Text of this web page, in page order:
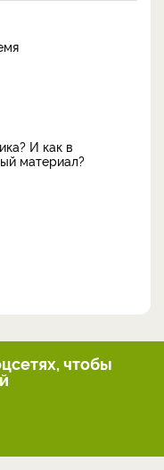
И как в
материал?
чтобы